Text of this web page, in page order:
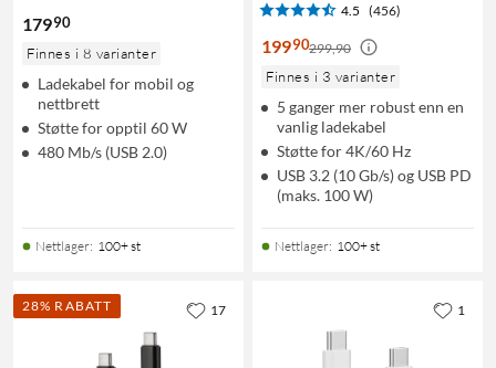
17990
Finnes i 8 varianter
Ladekabel for mobil og
nettbrett
Støtte for opptil 60 W
480 Mb/s (USB 2.0)
Nettlager: 100+ st
4.5 (456)
19990299,90
Finnes i 3 varianter
5 ganger mer robust enn en
vanlig ladekabel
Støtte for 4K/60 Hz
USB 3.2 (10 Gb/s) og USB PD
(maks. 100 W)
Nettlager: 100+ st
28% RABATT 17 1